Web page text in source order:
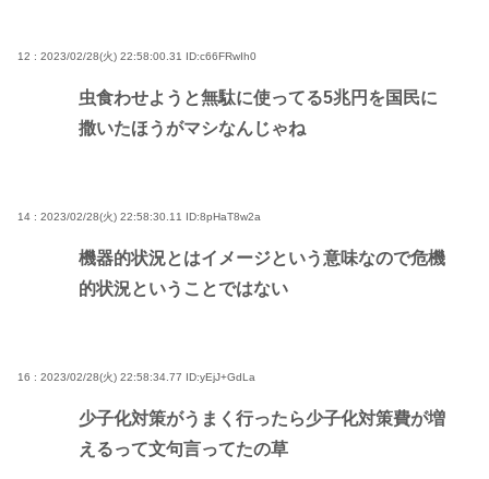
12 : 2023/02/28(火) 22:58:00.31 ID:c66FRwIh0
虫食わせようと無駄に使ってる5兆円を国民に
撒いたほうがマシなんじゃね
14 : 2023/02/28(火) 22:58:30.11 ID:8pHaT8w2a
機器的状況とはイメージという意味なので危機
的状況ということではない
16 : 2023/02/28(火) 22:58:34.77 ID:yEjJ+GdLa
少子化対策がうまく行ったら少子化対策費が増
えるって文句言ってたの草